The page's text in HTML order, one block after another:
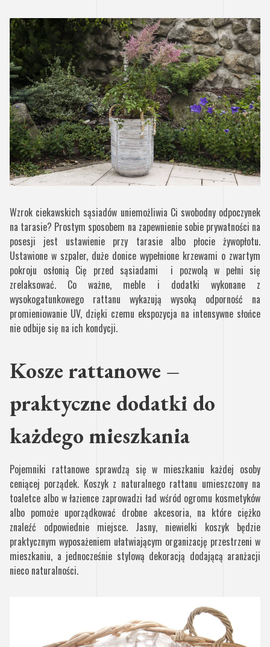
Wzrok ciekawskich sąsiadów uniemożliwia Ci swobodny odpoczynek
na tarasie? Prostym sposobem na zapewnienie sobie prywatności na
posesji jest ustawienie przy tarasie albo płocie żywopłotu.
Ustawione w szpaler, duże donice wypełnione krzewami o zwartym
pokroju osłonią Cię przed sąsiadami i pozwolą w pełni się
zrelaksować. Co ważne, meble i dodatki wykonane z
wysokogatunkowego rattanu wykazują wysoką odporność na
promieniowanie UV, dzięki czemu ekspozycja na intensywne słońce
nie odbije się na ich kondycji.
Kosze rattanowe –
praktyczne dodatki do
każdego mieszkania
Pojemniki rattanowe sprawdzą się w mieszkaniu każdej osoby
ceniącej porządek. Koszyk z naturalnego rattanu umieszczony na
toaletce albo w łazience zaprowadzi ład wśród ogromu kosmetyków
albo pomoże uporządkować drobne akcesoria, na które ciężko
znaleźć odpowiednie miejsce. Jasny, niewielki koszyk będzie
praktycznym wyposażeniem ułatwiającym organizację przestrzeni w
mieszkaniu, a jednocześnie stylową dekoracją dodającą aranżacji
nieco naturalności.